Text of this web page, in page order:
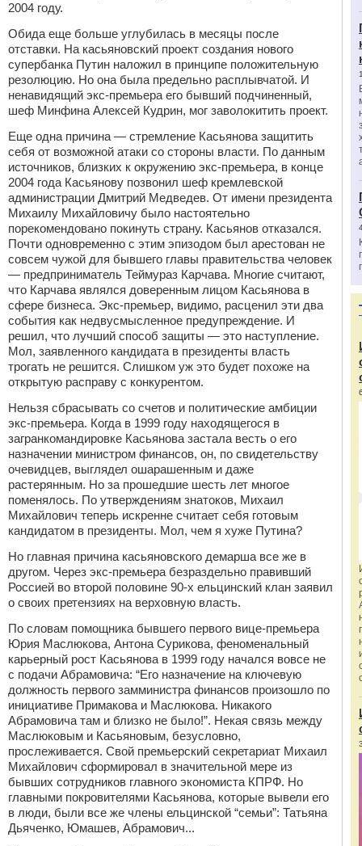
2004 году.
Обида еще больше углубилась в месяцы после
отставки. На касьяновский проект создания нового
супербанка Путин наложил в принципе положительную
резолюцию. Но она была предельно расплывчатой. И
ненавидящий экс-премьера его бывший подчиненный,
шеф Минфина Алексей Кудрин, мог заволокитить проект.
Еще одна причина — стремление Касьянова защитить
себя от возможной атаки со стороны власти. По данным
источников, близких к окружению экс-премьера, в конце
2004 года Касьянову позвонил шеф кремлевской
администрации Дмитрий Медведев. От имени президента
Михаилу Михайловичу было настоятельно
порекомендовано покинуть страну. Касьянов отказался.
Почти одновременно с этим эпизодом был арестован не
совсем чужой для бывшего главы правительства человек
— предприниматель Теймураз Карчава. Многие считают,
что Карчава являлся доверенным лицом Касьянова в
сфере бизнеса. Экс-премьер, видимо, расценил эти два
события как недвусмысленное предупреждение. И
решил, что лучший способ защиты — это наступление.
Мол, заявленного кандидата в президенты власть
трогать не решится. Слишком уж это будет похоже на
открытую расправу с конкурентом.
Нельзя сбрасывать со счетов и политические амбиции
экс-премьера. Когда в 1999 году находящегося в
загранкомандировке Касьянова застала весть о его
назначении министром финансов, он, по свидетельству
очевидцев, выглядел ошарашенным и даже
растерянным. Но за прошедшие шесть лет многое
поменялось. По утверждениям знатоков, Михаил
Михайлович теперь искренне считает себя готовым
кандидатом в президенты. Мол, чем я хуже Путина?
Но главная причина касьяновского демарша все же в
другом. Через экс-премьера безраздельно правивший
Россией во второй половине 90-х ельцинский клан заявил
о своих претензиях на верховную власть.
По словам помощника бывшего первого вице-премьера
Юрия Маслюкова, Антона Сурикова, феноменальный
карьерный рост Касьянова в 1999 году начался вовсе не
с подачи Абрамовича: “Его назначение на ключевую
должность первого замминистра финансов произошло по
инициативе Примакова и Маслюкова. Никакого
Абрамовича там и близко не было!”. Некая связь между
Маслюковым и Касьяновым, безусловно,
прослеживается. Свой премьерский секретариат Михаил
Михайлович сформировал в значительной мере из
бывших сотрудников главного экономиста КПРФ. Но
главными покровителями Касьянова, которые вывели его
в люди, были все же члены ельцинской “семьи”: Татьяна
Дьяченко, Юмашев, Абрамович...